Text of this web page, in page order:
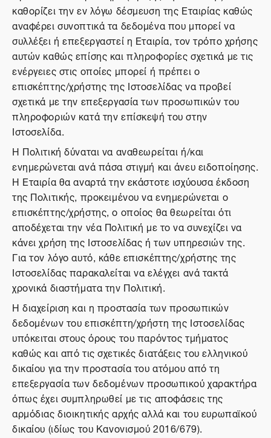
καθορίζει την εν λόγω δέσμευση της Εταιρίας καθώς
αναφέρει συνοπτικά τα δεδομένα που μπορεί να
συλλέξει ή επεξεργαστεί η Εταιρία, τον τρόπο χρήσης
αυτών καθώς επίσης και πληροφορίες σχετικά με τις
ενέργειες στις οποίες μπορεί ή πρέπει ο
επισκέπτης/χρήστης της Ιστοσελίδας να προβεί
σχετικά με την επεξεργασία των προσωπικών του
πληροφοριών κατά την επίσκεψή του στην
Ιστοσελίδα.
Η Πολιτική δύναται να αναθεωρείται ή/και
ενημερώνεται ανά πάσα στιγμή και άνευ ειδοποίησης.
Η Εταιρία θα αναρτά την εκάστοτε ισχύουσα έκδοση
της Πολιτικής, προκειμένου να ενημερώνεται ο
επισκέπτης/χρήστης, ο οποίος θα θεωρείται ότι
αποδέχεται την νέα Πολιτική με το να συνεχίζει να
κάνει χρήση της Ιστοσελίδας ή των υπηρεσιών της.
Για τον λόγο αυτό, κάθε επισκέπτης/χρήστης της
Ιστοσελίδας παρακαλείται να ελέγχει ανά τακτά
χρονικά διαστήματα την Πολιτική.
Η διαχείριση και η προστασία των προσωπικών
δεδομένων του επισκέπτη/χρήστη της Ιστοσελίδας
υπόκειται στους όρους του παρόντος τμήματος
καθώς και από τις σχετικές διατάξεις του ελληνικού
δικαίου για την προστασία του ατόμου από τη
επεξεργασία των δεδομένων προσωπικού χαρακτήρα
όπως έχει συμπληρωθεί με τις αποφάσεις της
αρμόδιας διοικητικής αρχής αλλά και του ευρωπαϊκού
δικαίου (ιδίως του Κανονισμού 2016/679).